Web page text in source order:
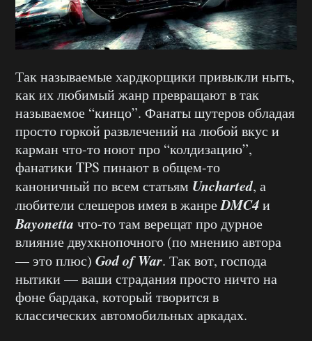
Так называемые хардкорщики привыкли ныть,
как их любимый жанр превращают в так
называемое “кинцо”. Фанаты шутеров обладая
просто горкой развлечений на любой вкус и
карман что-то ноют про “колдизацию”,
фанатики TPS пинают в общем-то
каноничный по всем статьям Uncharted, а
любители слешеров имея в жанреDMC4и
Bayonetta что-то там верещат про дурное
влияние двухкнопочного (по мнению автора
— это плюс) God of War. Так вот, господа
нытики — ваши страдания просто ничто на
фоне бардака, который творится в
классических автомобильных аркадах.